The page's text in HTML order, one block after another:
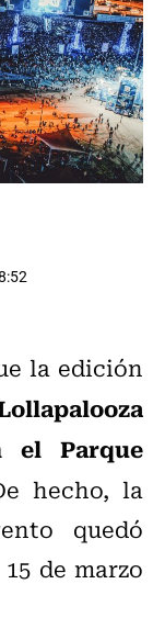
la edición
el Parque
hecho, la
quedó
de marzo